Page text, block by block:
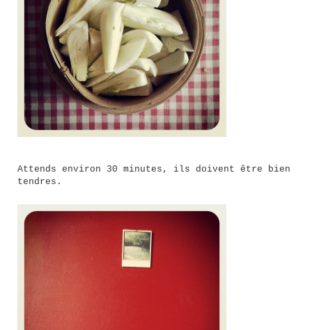
Attends environ 30 minutes, ils doivent être bien
tendres.